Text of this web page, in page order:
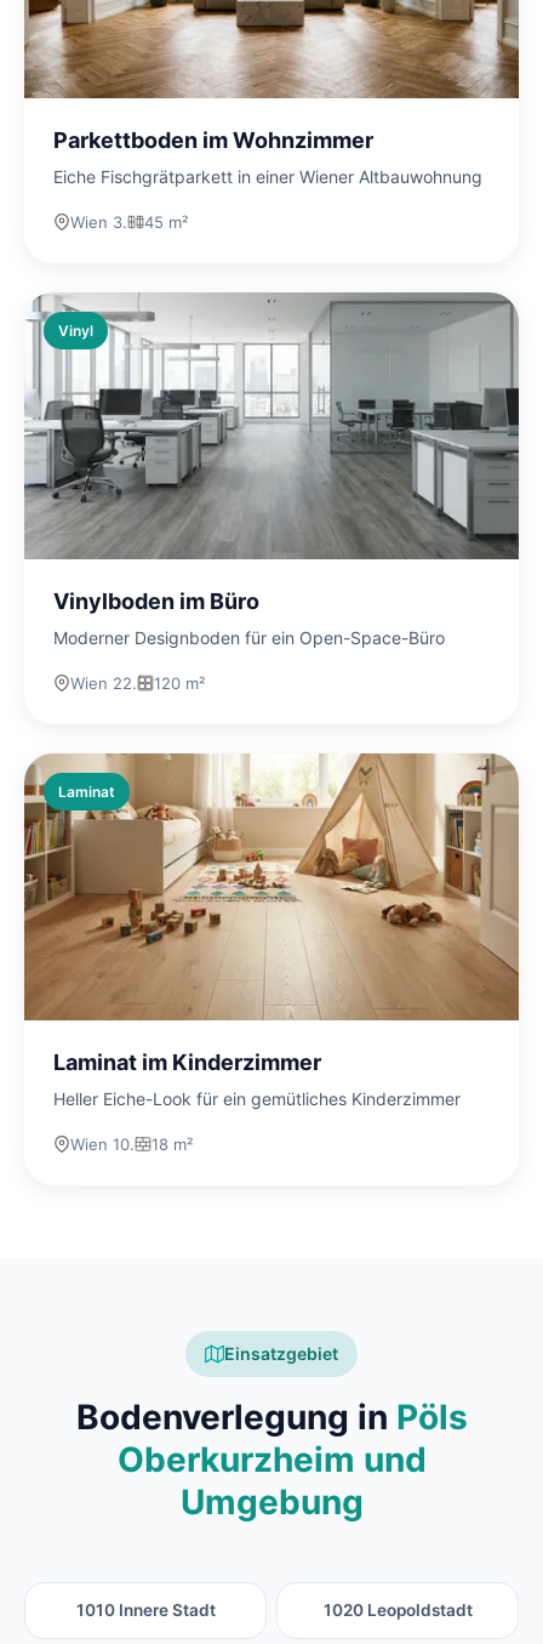
Parkettboden im Wohnzimmer
Eiche Fischgrätparkett in einer Wiener Altbauwohnung
Wien 3. 45 m²
Vinyl
Vinylboden im Büro
Moderner Designboden für ein Open-Space-Büro
Wien 22. 120 m²
Laminat
Laminat im Kinderzimmer
Heller Eiche-Look für ein gemütliches Kinderzimmer
Wien 10. 18 m²
Einsatzgebiet
Bodenverlegung in Pöls
Oberkurzheim und
Umgebung
1010 Innere Stadt 1020 Leopoldstadt